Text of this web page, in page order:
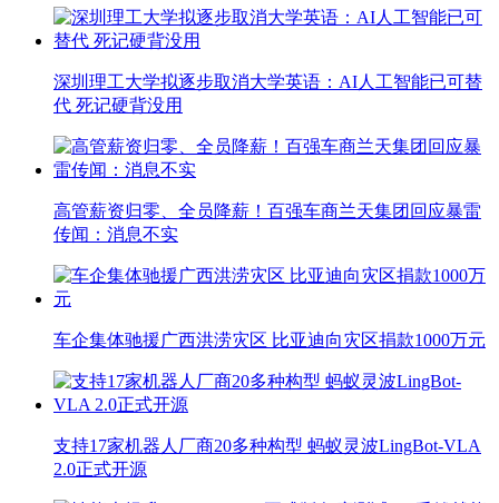
深圳理工大学拟逐步取消大学英语：AI人工智能已可替
代 死记硬背没用
高管薪资归零、全员降薪！百强车商兰天集团回应暴雷
传闻：消息不实
车企集体驰援广西洪涝灾区 比亚迪向灾区捐款1000万元
支持17家机器人厂商20多种构型 蚂蚁灵波LingBot-VLA
2.0正式开源